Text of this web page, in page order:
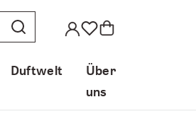
Duftwelt
Über
uns